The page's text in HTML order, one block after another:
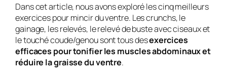
Dans cet article, nous avons exploré les cinq meilleurs
exercices pour mincir du ventre. Les crunchs, le
gainage, les relevés, le relevé de buste avec ciseaux et
le touché coude/genou sont tous desexercices
efficaces pour tonifier les muscles abdominaux et
réduire la graisse du ventre.